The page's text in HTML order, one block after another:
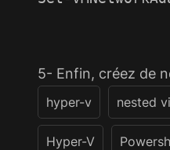
5- Enfin, créez de
hyper-v nested
Hyper-V